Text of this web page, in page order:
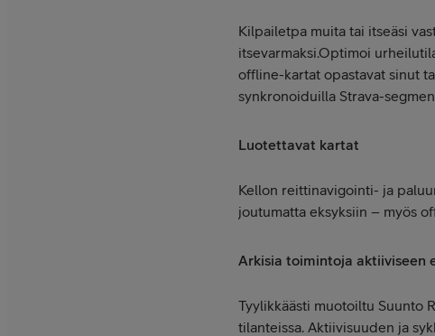
Kilpailetpa muita tai itseäsi
itsevarmaksi.Optimoi
offline-kartat opastavat sinut
synkronoiduilla Strava-
Luotettavat kartat
Kellon reittinavigointi- ja
joutumatta eksyksiin – myös
Arkisia toimintoja aktiiviseen
Tyylikkäästi muotoiltu Suunto
tilanteissa. Aktiivisuuden ja